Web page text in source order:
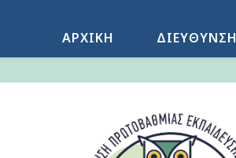
ΑΡΧΙΚΗ ΔΙΕΥΘΥΝΣΗ